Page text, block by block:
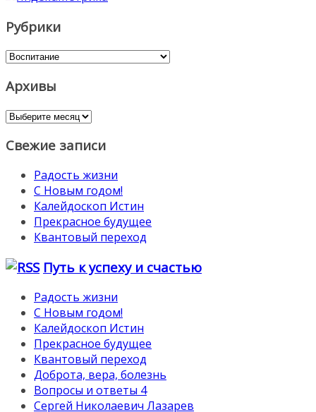
Рубрики
Рубрики
Архивы
Архивы
Свежие записи
Радость жизни
С Новым годом!
Калейдоскоп Истин
Прекрасное будущее
Квантовый переход
Путь к успеху и счастью
Радость жизни
С Новым годом!
Калейдоскоп Истин
Прекрасное будущее
Квантовый переход
Доброта, вера, болезнь
Вопросы и ответы 4
Сергей Николаевич Лазарев